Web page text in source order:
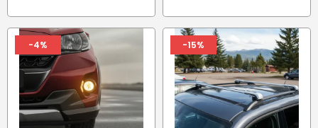
-4% -15%